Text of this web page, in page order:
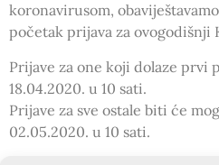
koronavirusom,
početak prijava za ovogodišnji
Prijave za one koji dolaze prvi
18.04.2020. u 10 sati.
Prijave za sve ostale biti će
02.05.2020. u 10 sati.